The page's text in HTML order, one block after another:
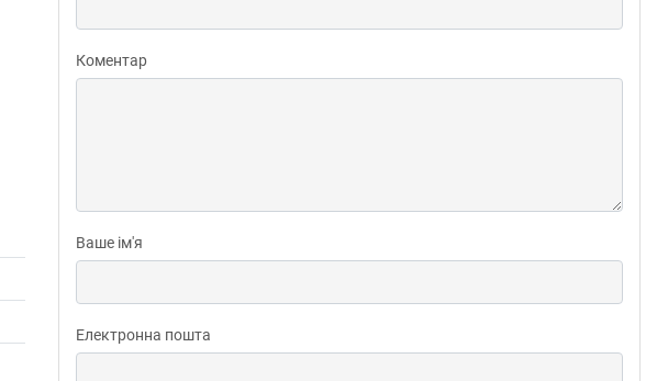
Коментар
Ваше ім'я
Електронна пошта